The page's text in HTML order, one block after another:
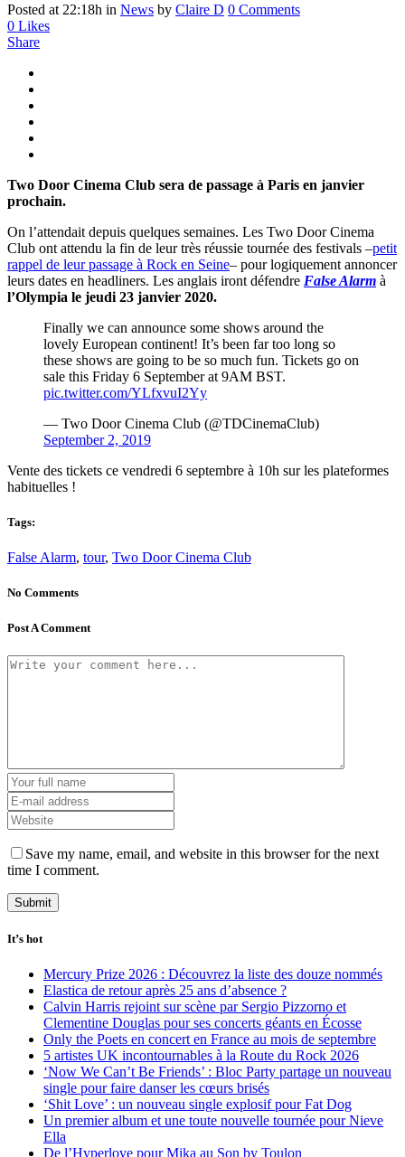
Posted at 22:18h in News by Claire D 0 Comments
0 Likes
Share
Two Door Cinema Club sera de passage à Paris en janvier
prochain.
On l’attendait depuis quelques semaines. Les Two Door Cinema
Club ont attendu la fin de leur très réussie tournée des festivals –petit
rappel de leur passage à Rock en Seine– pour logiquement annoncer
leurs dates en headliners. Les anglais iront défendre False Alarm à
l’Olympia le jeudi 23 janvier 2020.
Finally we can announce some shows around the
lovely European continent! It’s been far too long so
these shows are going to be so much fun. Tickets go on
sale this Friday 6 September at 9AM BST.
pic.twitter.com/YLfxvuI2Yy
— Two Door Cinema Club (@TDCinemaClub)
September 2, 2019
Vente des tickets ce vendredi 6 septembre à 10h sur les plateformes
habituelles !
Tags:
False Alarm, tour, Two Door Cinema Club
No Comments
Post A Comment
Save my name, email, and website in this browser for the next
time I comment.
It’s hot
Mercury Prize 2026 : Découvrez la liste des douze nommés
Elastica de retour après 25 ans d’absence ?
Calvin Harris rejoint sur scène par Sergio Pizzorno et
Clementine Douglas pour ses concerts géants en Écosse
Only the Poets en concert en France au mois de septembre
5 artistes UK incontournables à la Route du Rock 2026
‘Now We Can’t Be Friends’ : Bloc Party partage un nouveau
single pour faire danser les cœurs brisés
‘Shit Love’ : un nouveau single explosif pour Fat Dog
Un premier album et une toute nouvelle tournée pour Nieve
Ella
De l’Hyperlove pour Mika au Son by Toulon